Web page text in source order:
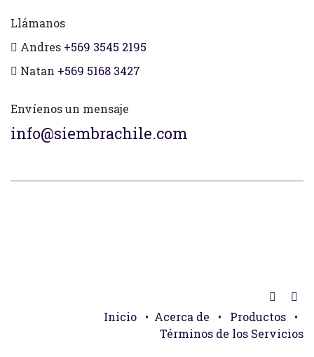
Llámanos
Andres +569 3545 2195
Natan +569 5168 3427
Envíenos un mensaje
info@siembrachile.com
Inicio • Acerca de • Productos
•
Términos de los Servicios